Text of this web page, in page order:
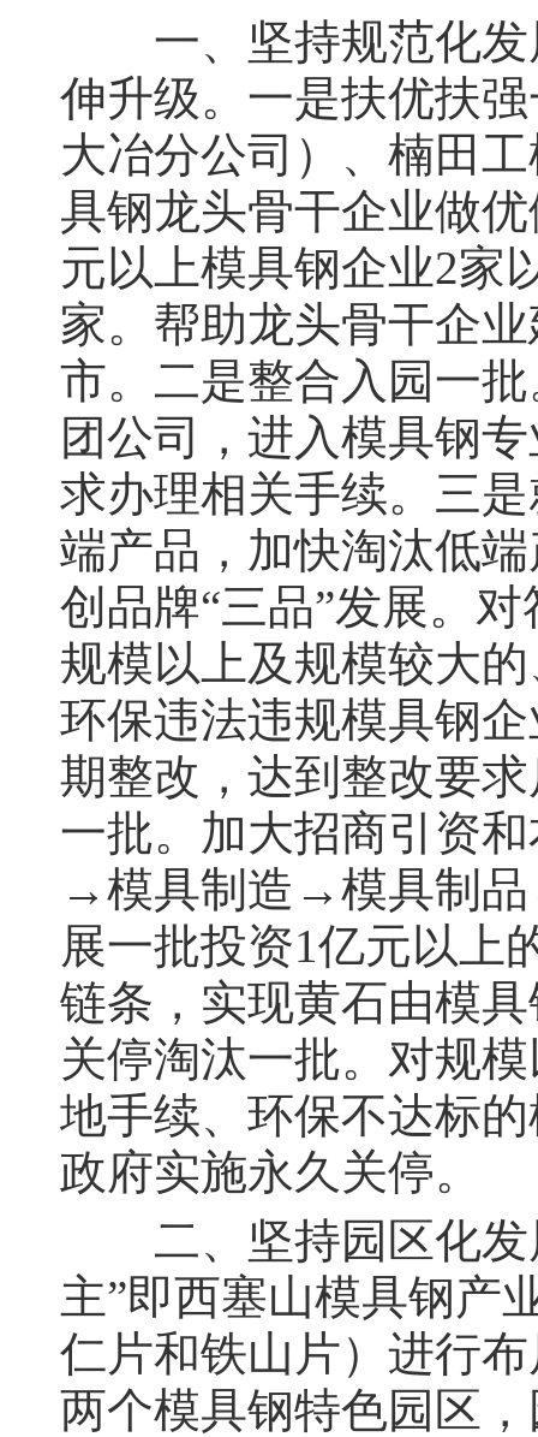
一、坚持规范化发
伸升级。一是扶优扶
大冶分公司）、楠田
具钢龙头骨干企业做
元以上模具钢企业2家
家。帮助龙头骨干企
市。二是整合入园一
团公司，进入模具钢
求办理相关手续。三
端产品，加快淘汰低
创品牌“三品”发展。
规模以上及规模较大
环保违法违规模具钢
期整改，达到整改要
一批。加大招商引资
→模具制造→模具制品
展一批投资1亿元以上
链条，实现黄石由模
关停淘汰一批。对规
地手续、环保不达标
政府实施永久关停。
二、坚持园区化发
主”即西塞山模具钢产
仁片和铁山片）进行
两个模具钢特色园区